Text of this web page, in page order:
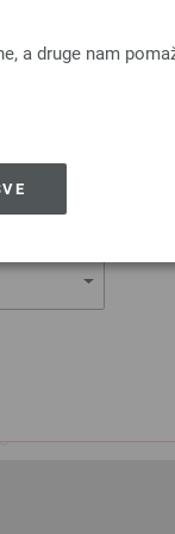
a druge nam
Lana Grossa
otprilike 80 m /
Većina igle: 4,5 - 5,5
3,28 €
3,83 $